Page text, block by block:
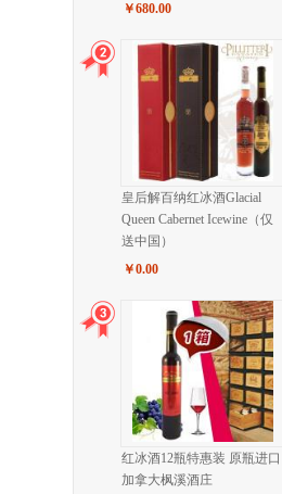
￥680.00
皇后解百纳红冰酒Glacial
Queen Cabernet Icewine（仅
送中国）
￥0.00
红冰酒12瓶特惠装 原瓶进口
加拿大枫溪酒庄